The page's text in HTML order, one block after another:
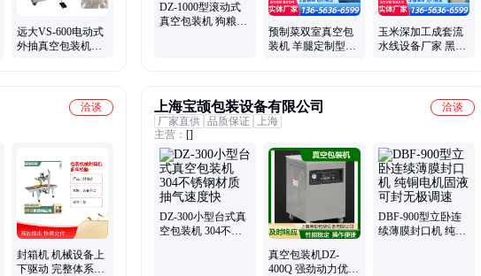
远大VS-600电动式
外抽真空包装机电
DZ-1000型滚动式
真空包装机 狗粮猫
预制菜双室真空包
装机 羊腿定制型真
玉米深加工成套流
水线设备厂家 黑玉
洽谈
封箱机 机械设备上
下驱动 完整体系资
上海宝颉包装设备有限公司
洽谈
厂家直供 品质保证
上海
主营： []
DZ-300小型台式真
空包装机 304不锈
真空包装机DZ-
400Q 强劲动力优质
DBF-900型立卧连
续薄膜封口机 纯铜